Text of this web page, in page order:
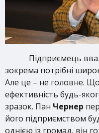
Підприємець
зокрема потрібні
Але це – не головне.
ефективність будь-
зразок. Пан Чернер
його підприємством
однією із громад, він